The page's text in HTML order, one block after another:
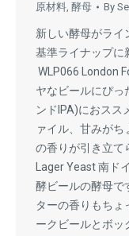
原材料, 酵母 By
新しい酵母がライ
基準ライナップに
WLP066 London
ヤなビールにぴっ
ンドIPA)におスス
ァイル、甘みが
の香りが引き立て
Lager Yeast 南ド
酵ビールの酵母で
ターの香りもち
ークビールとボッ